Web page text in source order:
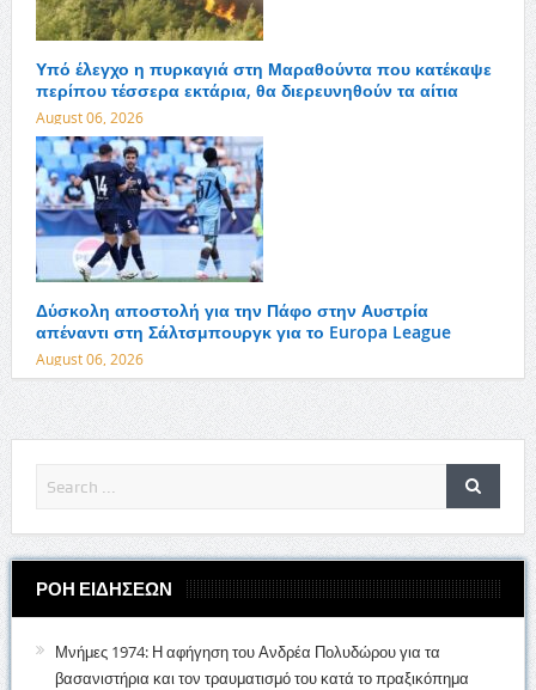
Υπό έλεγχο η πυρκαγιά στη Μαραθούντα που κατέκαψε
περίπου τέσσερα εκτάρια, θα διερευνηθούν τα αίτια
August 06, 2026
Δύσκολη αποστολή για την Πάφο στην Αυστρία
απέναντι στη Σάλτσμπουργκ για το Europa League
August 06, 2026
ΡΟΗ ΕΙΔΗΣΕΩΝ
Μνήμες 1974: Η αφήγηση του Ανδρέα Πολυδώρου για τα
βασανιστήρια και τον τραυματισμό του κατά το πραξικόπημα